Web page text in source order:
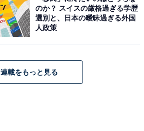
のか？ スイスの厳格過ぎる学歴
選別と、日本の曖昧過ぎる外国
人政策
連載をもっと見る